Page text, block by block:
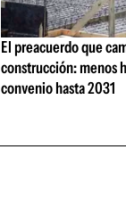
El preacuerdo que
construcción: menos
convenio hasta 2031